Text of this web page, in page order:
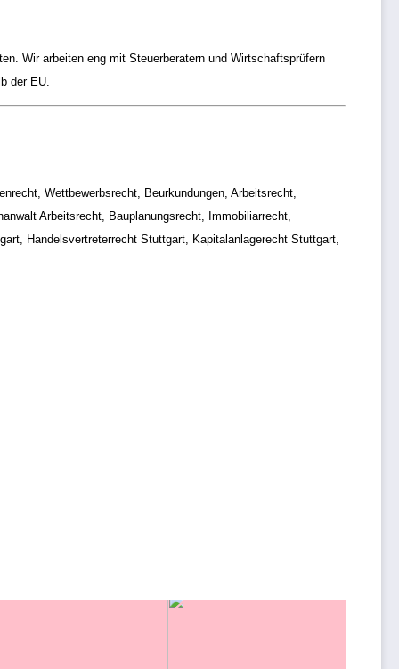
Wir arbeiten eng mit Steuerberatern und Wirtschaftsprüfern
der EU.
Wettbewerbsrecht, Beurkundungen, Arbeitsrecht,
Arbeitsrecht, Bauplanungsrecht, Immobiliarrecht,
Handelsvertreterrecht Stuttgart, Kapitalanlagerecht Stuttgart,